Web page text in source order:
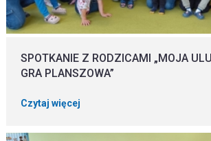
SPOTKANIE Z RODZICAMI „MOJA
GRA PLANSZOWA”
Czytaj więcej